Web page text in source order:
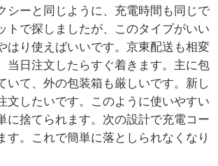
シーと同じように、充電時間も同じで
トで探しましたが、このタイプがいい
はり使えばいいです。京東配送も相変
当日注文したらすぐ着きます。主に包
いて、外の包装箱も厳しいです。新し
文したいです。このように使いやすい
に捨てられます。次の設計で充電コー
す。これで簡単に落としられなくなり